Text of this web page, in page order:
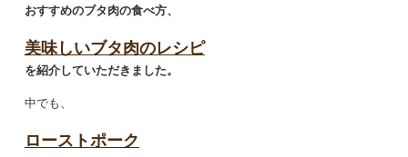
おすすめのブタ肉の食べ方、
美味しいブタ肉のレシピ
を紹介していただきました。
中でも、
ローストポーク